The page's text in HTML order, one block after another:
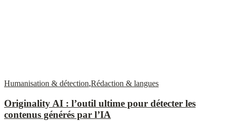
Humanisation & détection,Rédaction & langues
Originality AI : l’outil ultime pour détecter les
contenus générés par l’IA